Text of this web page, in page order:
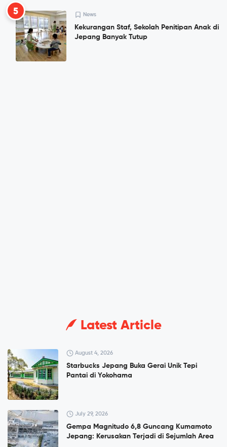
5 News
Kekurangan Staf, Sekolah Penitipan Anak di
Jepang Banyak Tutup
Latest Article
August 4, 2026
Starbucks Jepang Buka Gerai Unik Tepi
Pantai di Yokohama
July 29, 2026
Gempa Magnitudo 6,8 Guncang Kumamoto
Jepang: Kerusakan Terjadi di Sejumlah Area